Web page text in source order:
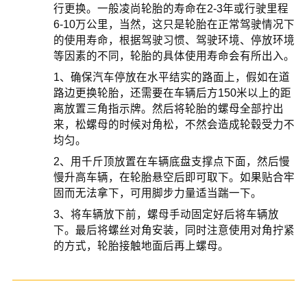
行更换。一般凌尚轮胎的寿命在2-3年或行驶里程
6-10万公里，当然，这只是轮胎在正常驾驶情况下
的使用寿命，根据驾驶习惯、驾驶环境、停放环境
等因素的不同，轮胎的具体使用寿命会有所出入。
1、确保汽车停放在水平结实的路面上，假如在道
路边更换轮胎，还需要在车辆后方150米以上的距
离放置三角指示牌。然后将轮胎的螺母全部拧出
来，松螺母的时候对角松，不然会造成轮毂受力不
均匀。
2、用千斤顶放置在车辆底盘支撑点下面，然后慢
慢升高车辆，在轮胎悬空后即可取下。如果贴合牢
固而无法拿下，可用脚步力量适当踹一下。
3、将车辆放下前，螺母手动固定好后将车辆放
下。最后将螺丝对角安装，同时注意使用对角拧紧
的方式，轮胎接触地面后再上螺母。